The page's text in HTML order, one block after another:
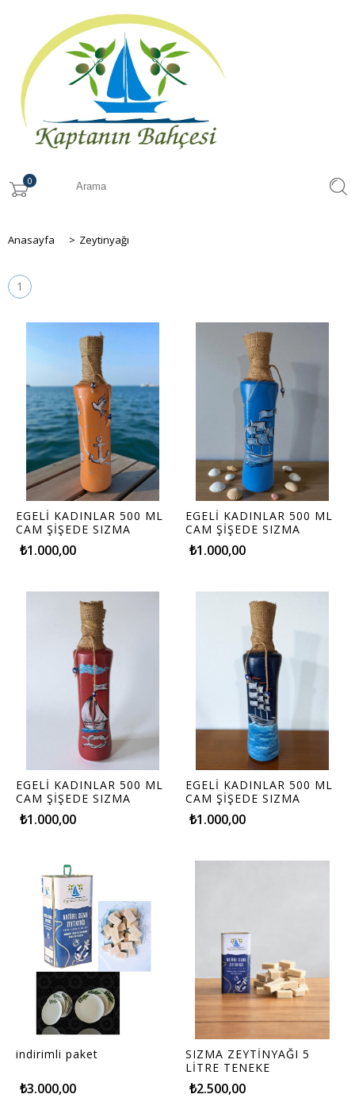
0
Anasayfa > Zeytinyağı
1
EGELİ KADINLAR 500 ML
CAM ŞİŞEDE SIZMA
ZEYTİNYAĞI (500ML)
₺1.000,00
EGELİ KADINLAR 500 ML
CAM ŞİŞEDE SIZMA
ZEYTİNYAĞI (500ML)
₺1.000,00
EGELİ KADINLAR 500 ML
CAM ŞİŞEDE SIZMA
ZEYTİNYAĞI (500ML)
₺1.000,00
EGELİ KADINLAR 500 ML
CAM ŞİŞEDE SIZMA
ZEYTİNYAĞI (500ML)
₺1.000,00
indirimli paket
₺3.000,00
SIZMA ZEYTİNYAĞI 5
LİTRE TENEKE
AMBALAJDA (HEDİYELİ )
₺2.500,00